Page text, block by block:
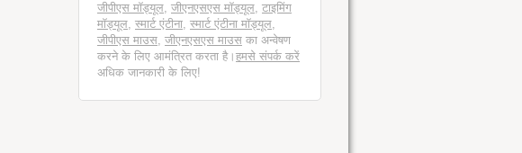
जीपीएस मॉड्यूल, जीएनएसएस मॉड्यूल, टाइमिंग
मॉड्यूल, स्मार्ट एंटीना, स्मार्ट एंटीना मॉड्यूल,
जीपीएस माउस, जीएनएसएस माउस का अन्वेषण
करने के लिए आमंत्रित करता है। हमसे संपर्क करें
अधिक जानकारी के लिए!